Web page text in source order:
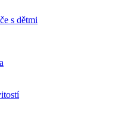
s dětmi